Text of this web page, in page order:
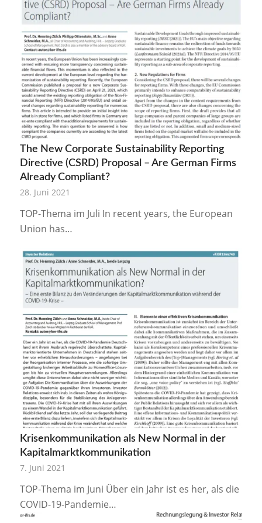
The New Corporate Sustainability Reporting
Directive (CSRD) Proposal – Are German Firms
Already Compliant?
28. Juni 2021
TOP-Thema im Juli In recent years, the European
Union has…
Krisenkommunikation als New Normal in der
Kapitalmarktkommunikation
7. Juni 2021
TOP-Thema im Juni Über ein Jahr ist es her, als die
COVID-19-Pandemie…